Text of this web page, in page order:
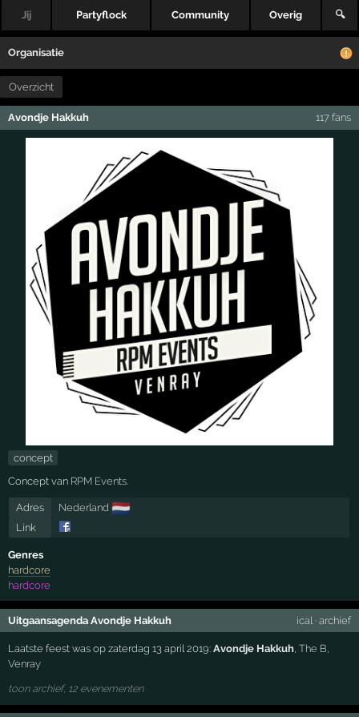
Jij Partyflock Community Overig 🔍
Organisatie
Overzicht
Avondje Hakkuh 117 fans
concept
Concept van RPM Events.
Adres Nederland 🇳🇱
Link
Genres
hardcore
hardcore
Uitgaansagenda Avondje Hakkuh ical· archief
Laatste feest was op zaterdag 13 april 2019:Avondje Hakkuh ,The B
Venray
toon archief, 12 evenementen